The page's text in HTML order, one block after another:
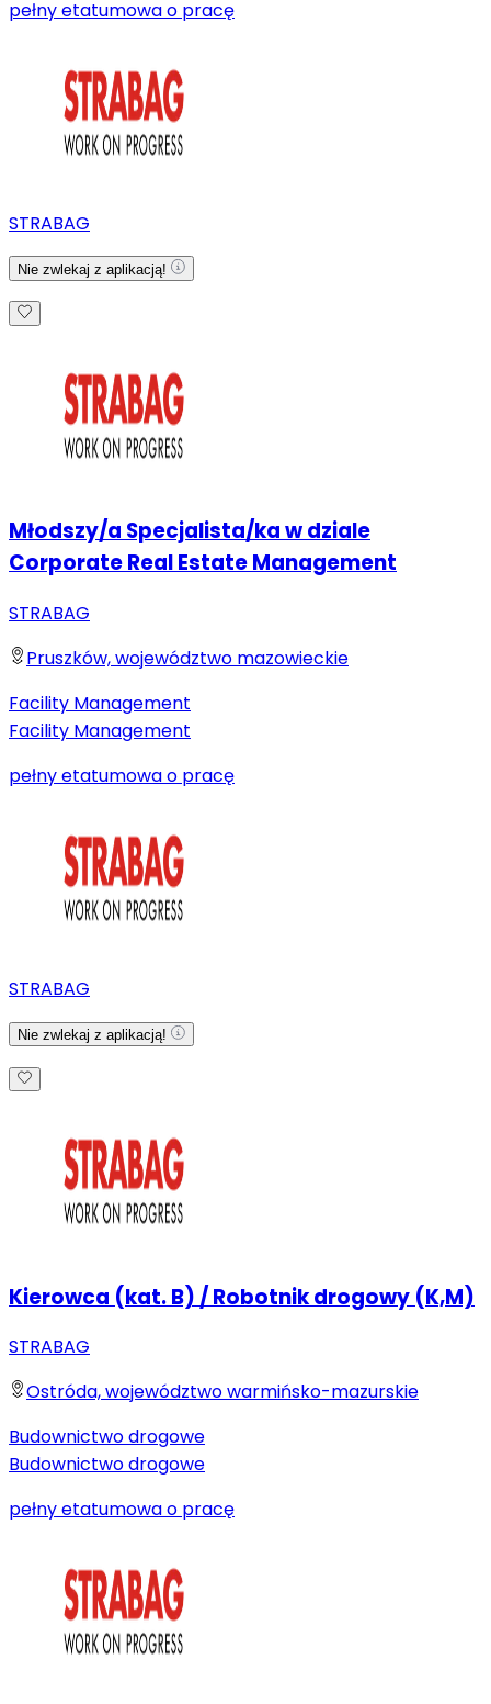
pełny etatumowa o pracę
STRABAG
Nie zwlekaj z aplikacją!
Młodszy/a Specjalista/ka w dziale
Corporate Real Estate Management
STRABAG
Pruszków, województwo mazowieckie
Facility Management
Facility Management
pełny etatumowa o pracę
STRABAG
Nie zwlekaj z aplikacją!
Kierowca (kat. B) / Robotnik drogowy (K,M)
STRABAG
Ostróda, województwo warmińsko-mazurskie
Budownictwo drogowe
Budownictwo drogowe
pełny etatumowa o pracę